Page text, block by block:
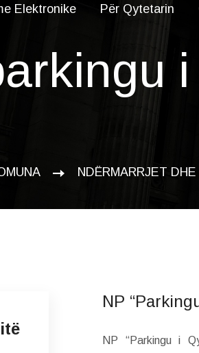
Elektronike Për Qytetarin
NDËRMARRJET
NP
NP “Parkingu i